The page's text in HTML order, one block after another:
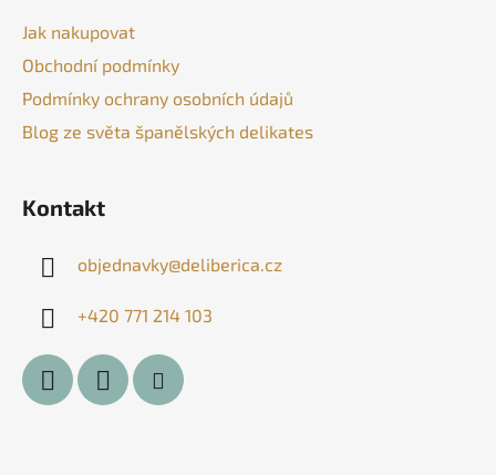
Jak nakupovat
Obchodní podmínky
Podmínky ochrany osobních údajů
Blog ze světa španělských delikates
Kontakt
objednavky@deliberica.cz
+420 771 214 103